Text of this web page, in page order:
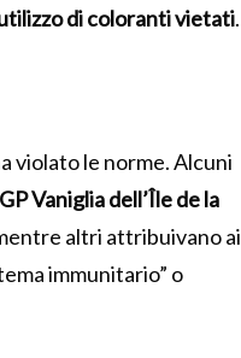
di coloranti vietati.
violato le norme. Alcuni
Vaniglia dell’Île de la
altri attribuivano ai
immunitario” o